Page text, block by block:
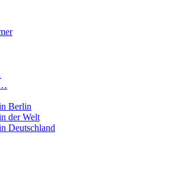
Berlin
der Welt
Deutschland